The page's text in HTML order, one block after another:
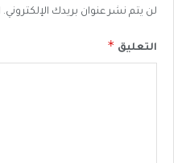
لن يتم نشر عنوان بريدك الإلكتروني.
التعليق *